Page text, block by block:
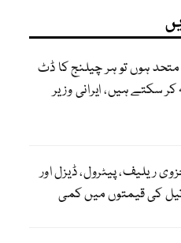
ہوں تو ہر چیلنج کا ڈٹ
کر سکتے ہیں، ایرانی وزیر
ریلیف، پیٹرول، ڈیزل اور
کی قیمتوں میں کمی